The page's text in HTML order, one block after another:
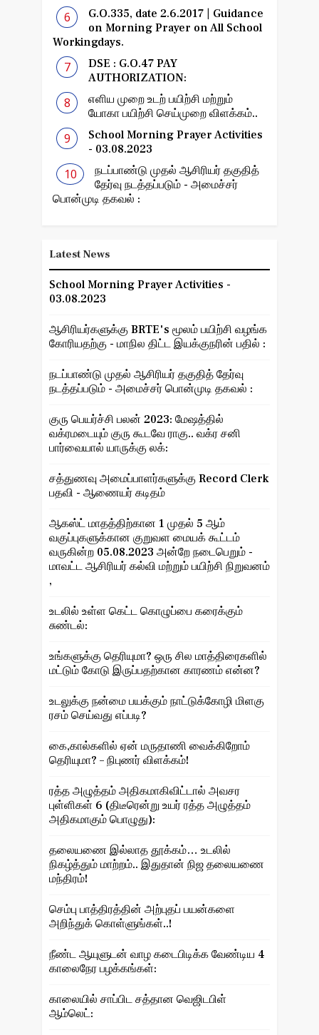
G.O.335, date 2.6.2017 | Guidance
on Morning Prayer on All School
Workingdays.
DSE : G.O.47 PAY
AUTHORIZATION:
எளிய முறை உடற் பயிற்சி மற்றும்
யோகா பயிற்சி செய்முறை விளக்கம்..
School Morning Prayer Activities
- 03.08.2023
நடப்பாண்டு முதல் ஆசிரியர் தகுதித்
தேர்வு நடத்தப்படும் - அமைச்சர்
பொன்முடி தகவல் :
Latest News
School Morning Prayer Activities -
03.08.2023
ஆசிரியர்களுக்கு BRTE's மூலம் பயிற்சி வழங்க
கோரியதற்கு - மாநில திட்ட இயக்குநரின் பதில் :
நடப்பாண்டு முதல் ஆசிரியர் தகுதித் தேர்வு
நடத்தப்படும் - அமைச்சர் பொன்முடி தகவல் :
குரு பெயர்ச்சி பலன் 2023: மேஷத்தில்
வக்ரமடையும் குரு கூடவே ராகு.. வக்ர சனி
பார்வையால் யாருக்கு லக்:
சத்துணவு அமைப்பாளர்களுக்கு Record Clerk
பதவி - ஆணையர் கடிதம்
ஆகஸ்ட் மாதத்திற்கான 1 முதல் 5 ஆம்
வகுப்புகளுக்கான குறுவள மையக் கூட்டம்
வருகின்ற 05.08.2023 அன்றே நடைபெறும் -
மாவட்ட ஆசிரியர் கல்வி மற்றும் பயிற்சி நிறுவனம்
,
உடலில் உள்ள கெட்ட கொழுப்பை கரைக்கும்
சுண்டல்:
உங்களுக்கு தெரியுமா? ஒரு சில மாத்திரைகளில்
மட்டும் கோடு இருப்பதற்கான காரணம் என்ன?
உடலுக்கு நன்மை பயக்கும் நாட்டுக்கோழி மிளகு
ரசம் செய்வது எப்படி?
கை,கால்களில் ஏன் மருதாணி வைக்கிறோம்
தெரியுமா? – நிபுணர் விளக்கம்!
ரத்த அழுத்தம் அதிகமாகிவிட்டால் அவசர
புள்ளிகள் 6 (திடீரென்று உயர் ரத்த அழுத்தம்
அதிகமாகும் பொழுது):
தலையணை இல்லாத தூக்கம்… உடலில்
நிகழ்த்தும் மாற்றம்.. இதுதான் நிஜ தலையணை
மந்திரம்!
செம்பு பாத்திரத்தின் அற்புதப் பயன்களை
அறிந்துக் கொள்ளுங்கள்..!
நீண்ட ஆயுளுடன் வாழ கடைபிடிக்க வேண்டிய 4
காலைநேர பழக்கங்கள்:
காலையில் சாப்பிட சத்தான வெஜிடபிள்
ஆம்லெட்: